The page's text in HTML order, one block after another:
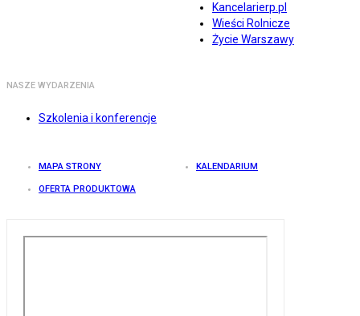
Kancelarierp.pl
Wieści Rolnicze
Życie Warszawy
NASZE WYDARZENIA
Szkolenia i konferencje
MAPA STRONY KALENDARIUM
OFERTA PRODUKTOWA